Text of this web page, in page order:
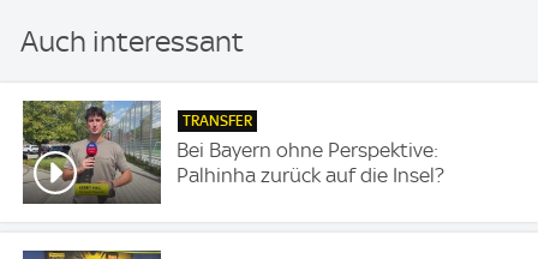
Auch interessant
TRANSFER
Bei Bayern ohne Perspektive:
Palhinha zurück auf die Insel?